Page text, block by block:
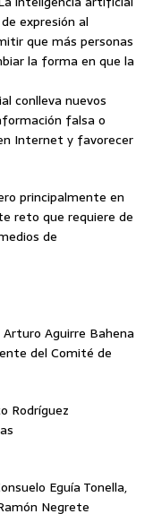
expresión al
que más personas
la forma en que la
conlleva nuevos
falsa o
Internet y favorecer
principalmente en
reto que requiere de
de
Arturo Aguirre Bahena
del Comité de
Rodríguez
Eguía Tonella,
Negrete